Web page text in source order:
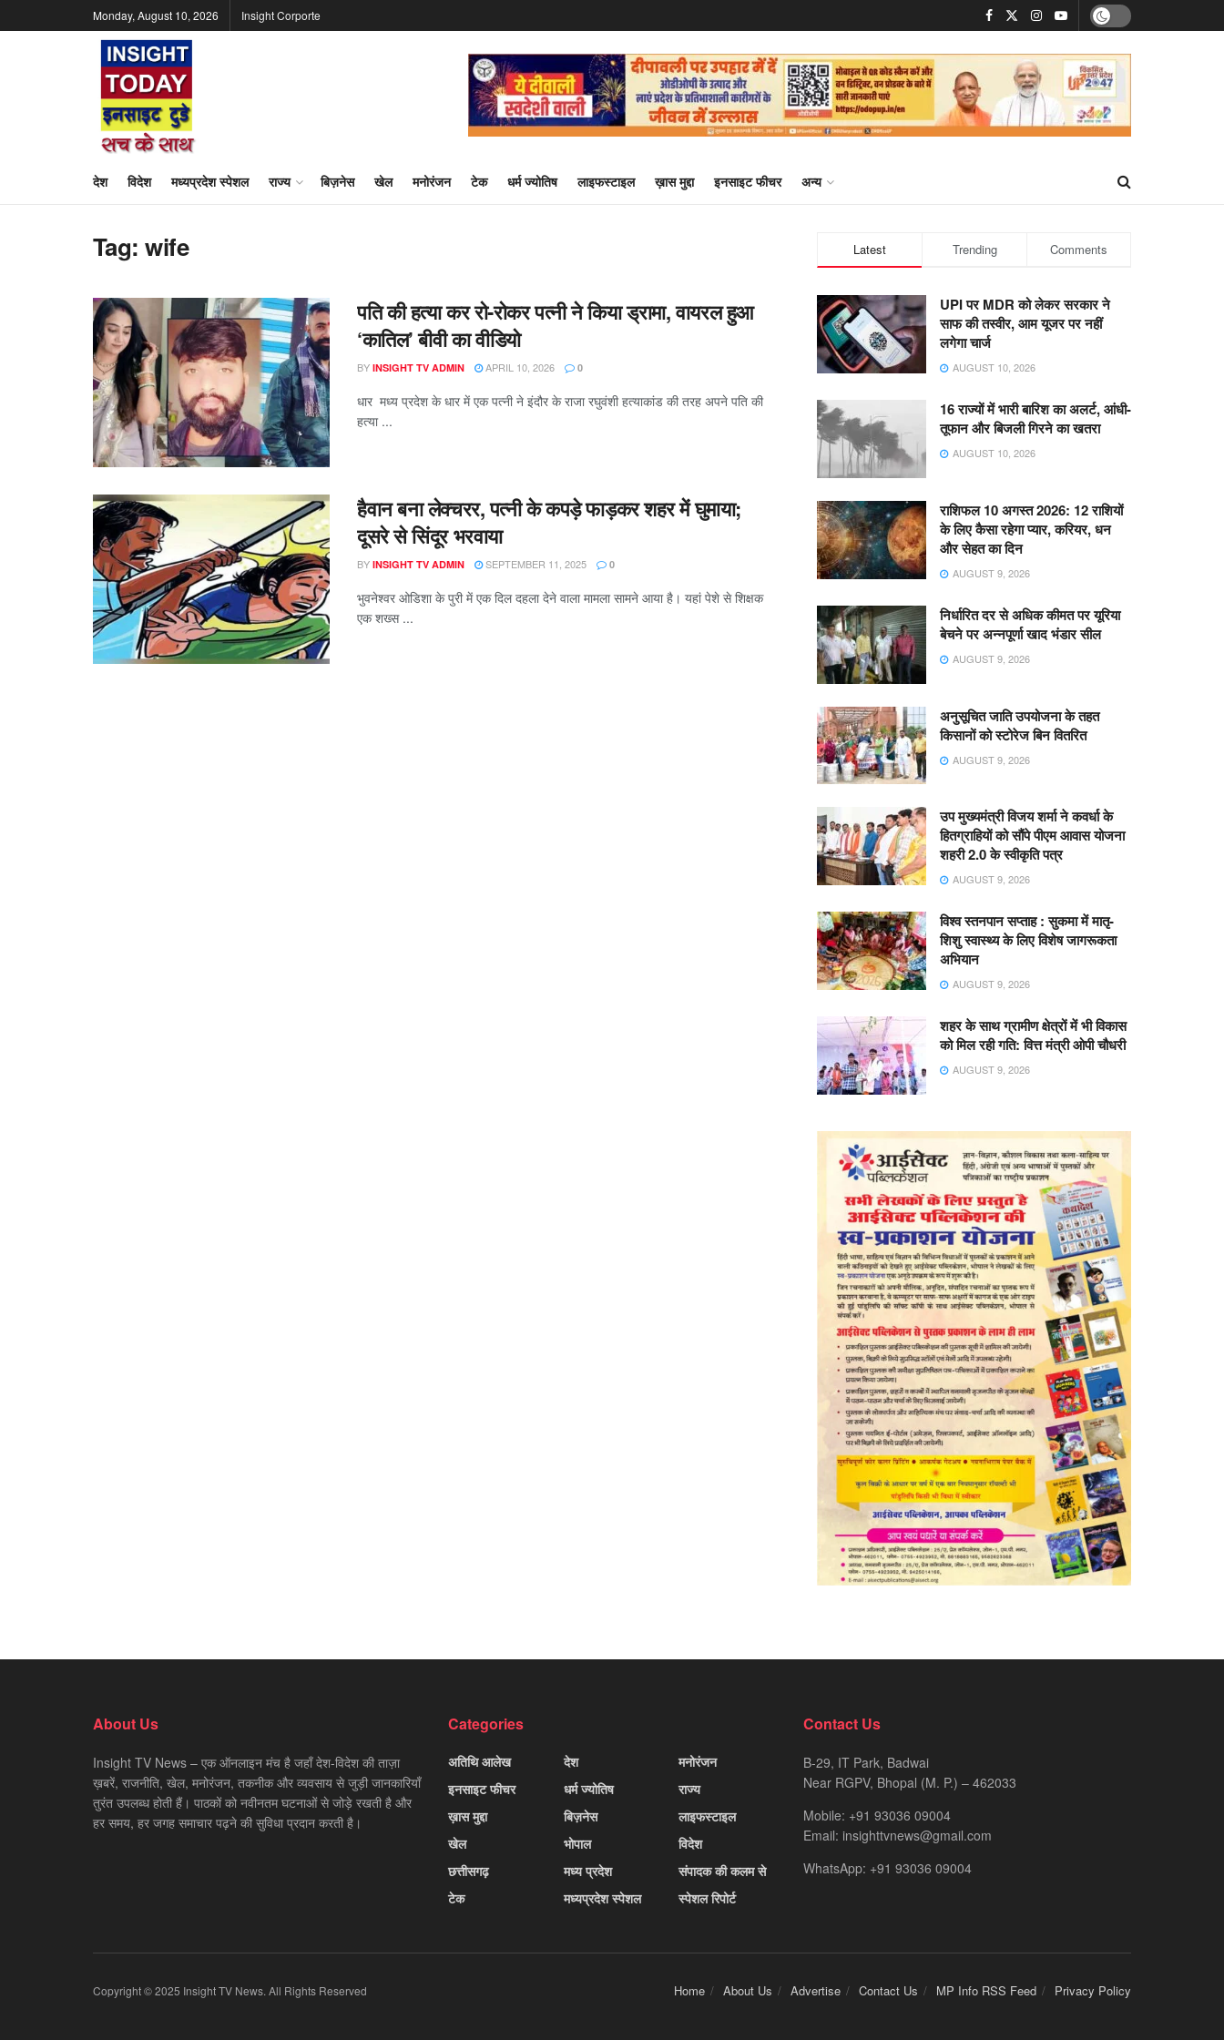
Monday, August 10, 2026 Insight Corporte
देश विदेश मध्यप्रदेश स्पेशल राज्य बिज़नेस खेल मनोरंजन टेक धर्म ज्योतिष लाइफस्टाइल ख़ास मुद्दा इनसाइट फीचर अन्य
Tag:wife
पति की हत्या कर रो-रोकर पत्नी ने किया ड्रामा, वायरल हुआ
‘कातिल’ बीवी का वीडियो
BY INSIGHT TV ADMIN APRIL 10, 2026 0
धार मध्य प्रदेश के धार में एक पत्नी ने इंदौर के राजा रघुवंशी हत्याकांड की तरह अपने पति की
हत्या ...
हैवान बना लेक्चरर, पत्नी के कपड़े फाड़कर शहर में घुमाया;
दूसरे से सिंदूर भरवाया
BY INSIGHT TV ADMIN SEPTEMBER 11, 2025 0
भुवनेश्वर ओडिशा के पुरी में एक दिल दहला देने वाला मामला सामने आया है। यहां पेशे से शिक्षक
एक शख्स ...
Latest Trending Comments
UPI पर MDR को लेकर सरकार ने
साफ की तस्वीर, आम यूजर पर नहीं
लगेगा चार्ज
AUGUST 10, 2026
16 राज्यों में भारी बारिश का अलर्ट, आंधी-
तूफान और बिजली गिरने का खतरा
AUGUST 10, 2026
राशिफल 10 अगस्त 2026: 12 राशियों
के लिए कैसा रहेगा प्यार, करियर, धन
और सेहत का दिन
AUGUST 9, 2026
निर्धारित दर से अधिक कीमत पर यूरिया
बेचने पर अन्नपूर्णा खाद भंडार सील
AUGUST 9, 2026
अनुसूचित जाति उपयोजना के तहत
किसानों को स्टोरेज बिन वितरित
AUGUST 9, 2026
उप मुख्यमंत्री विजय शर्मा ने कवर्धा के
हितग्राहियों को सौंपे पीएम आवास योजना
शहरी 2.0 के स्वीकृति पत्र
AUGUST 9, 2026
विश्व स्तनपान सप्ताह : सुकमा में मातृ-
शिशु स्वास्थ्य के लिए विशेष जागरूकता
अभियान
AUGUST 9, 2026
शहर के साथ ग्रामीण क्षेत्रों में भी विकास
को मिल रही गति: वित्त मंत्री ओपी चौधरी
AUGUST 9, 2026
About Us
Insight TV News – एक ऑनलाइन मंच है जहाँ देश-विदेश की ताज़ा
ख़बरें, राजनीति, खेल, मनोरंजन, तकनीक और व्यवसाय से जुड़ी जानकारियाँ
तुरंत उपलब्ध होती हैं। पाठकों को नवीनतम घटनाओं से जोड़े रखती है और
हर समय, हर जगह समाचार पढ़ने की सुविधा प्रदान करती है।
Categories
अतिथि आलेख
इनसाइट फीचर
ख़ास मुद्दा
खेल
छत्तीसगढ़
टेक
देश
धर्म ज्योतिष
बिज़नेस
भोपाल
मध्य प्रदेश
मध्यप्रदेश स्पेशल
मनोरंजन
राज्य
लाइफस्टाइल
विदेश
संपादक की कलम से
स्पेशल रिपोर्ट
Contact Us
B-29, IT Park, Badwai
Near RGPV, Bhopal (M. P.) – 462033
Mobile: +91 93036 09004
Email: insighttvnews@gmail.com
WhatsApp: +91 93036 09004
Home About Us Advertise Contact Us MP Info RSS Feed Privacy Policy
Copyright © 2025 Insight TV News. All Rights Reserved